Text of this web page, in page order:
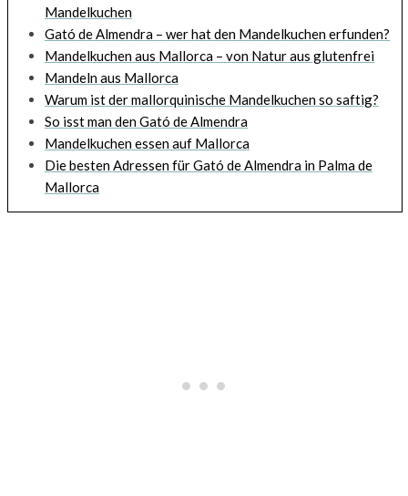
Mandelkuchen
Gató de Almendra – wer hat den Mandelkuchen erfunden?
Mandelkuchen aus Mallorca – von Natur aus glutenfrei
Mandeln aus Mallorca
Warum ist der mallorquinische Mandelkuchen so saftig?
So isst man den Gató de Almendra
Mandelkuchen essen auf Mallorca
Die besten Adressen für Gató de Almendra in Palma de
Mallorca